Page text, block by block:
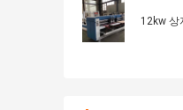
12kw 상